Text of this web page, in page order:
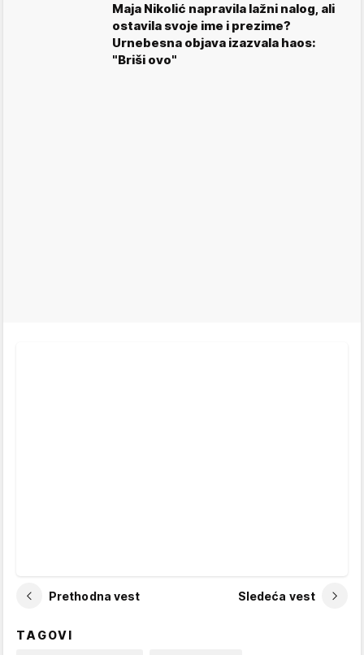
Maja Nikolić napravila lažni nalog, ali
ostavila svoje ime i prezime?
Urnebesna objava izazvala haos:
"Briši ovo"
Prethodna vest Sledeća vest
TAGOVI